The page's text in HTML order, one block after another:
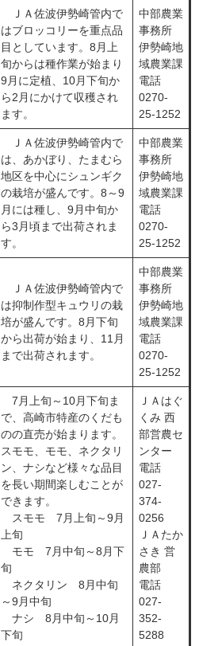
ＪＡ佐波伊勢崎管内で
はブロッコリーを重点品
目としています。8月上
旬からは種作業が始まり
9月に定植、10月下旬か
ら2月にかけて収穫され
ます。
中部農業
事務所
伊勢崎地
域農業課
電話
0270-
25-1252
ＪＡ佐波伊勢崎管内で
は、あかぼり、たまむら
地区を中心にシュンギク
の栽培が盛んです。8～9
月には種し、9月中旬か
ら3月頃まで出荷されま
す。
中部農業
事務所
伊勢崎地
域農業課
電話
0270-
25-1252
ＪＡ佐波伊勢崎管内で
は抑制作型キュウリの栽
培が盛んです。8月下旬
から出荷が始まり、11月
まで出荷されます。
中部農業
事務所
伊勢崎地
域農業課
電話
0270-
25-1252
7月上旬～10月下旬ま
で、高崎市特産のくだも
のの直売が始まります。
スモモ、モモ、ネクタリ
ン、ナシなど様々な品目
を長い期間楽しむことが
できます。
スモモ 7月上旬～9月
上旬
モモ 7月中旬～8月下
旬
ネクタリン 8月中旬
～9月中旬
ナシ 8月中旬～10月
下旬
ＪＡはぐ
くみ 西
部営農セ
ンター
電話
027-
374-
0256
ＪＡたか
さき 営
農部
電話
027-
352-
5288